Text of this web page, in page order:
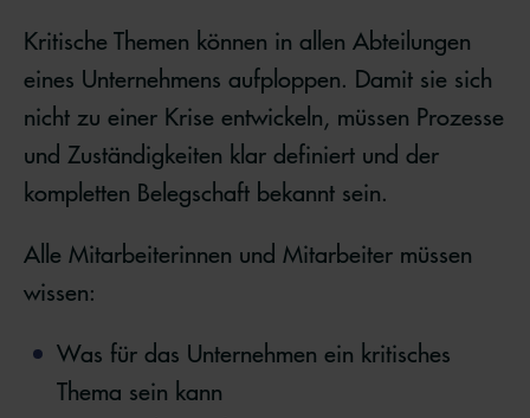
Kritische Themen können in allen Abteilungen
eines Unternehmens aufploppen. Damit sie sich
nicht zu einer Krise entwickeln, müssen Prozesse
und Zuständigkeiten klar definiert und der
kompletten Belegschaft bekannt sein.
Alle Mitarbeiterinnen und Mitarbeiter müssen
wissen:
Was für das Unternehmen ein kritisches
Thema sein kann